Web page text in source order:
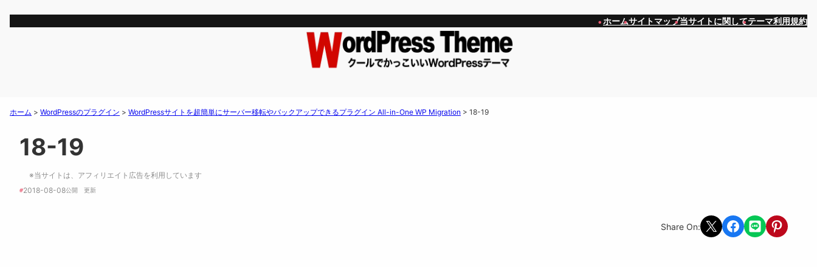
ホームサイトマップ当サイトに関してテーマ利用規約
ホーム > WordPressのプラグイン > WordPressサイトを超簡単にサーバー移転やバックアップできるプラグイン All-in-One WP Migration > 18-19
18-19
※当サイトは、アフィリエイト広告を利用しています
#2018-08-08公開 更新
Share On: Share on X Share on Facebook
Share on LINEShare on